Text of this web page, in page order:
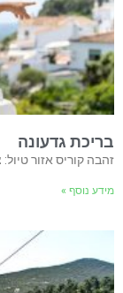
בריכת גדעונה
זהבה קוריס
מידע נוסף »